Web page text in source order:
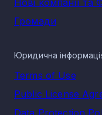
Нові компанії та
Громади
Юридична
Terms of Use
Public License
Data Protection